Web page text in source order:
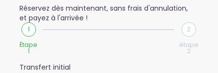
Réservez dès maintenant, sans frais d'annulation,
et payez à l'arrivée !
1
Étape
1
2
étape
2
Transfert initial